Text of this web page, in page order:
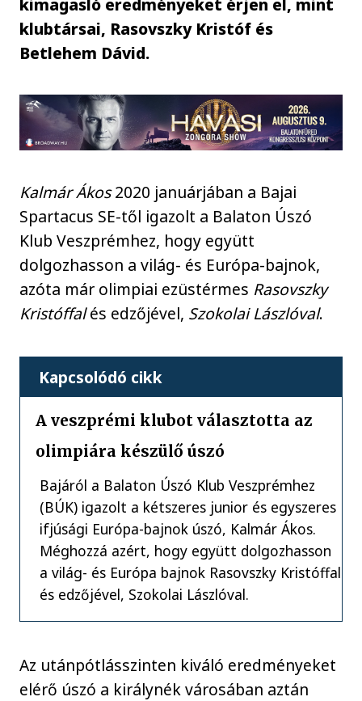
klubtársai, Rasovszky Kristóf és
Betlehem Dávid.
Kalmár Ákos2020 januárjában a Bajai
Spartacus SE-től igazolt a Balaton Úszó
Klub Veszprémhez, hogy együtt
dolgozhasson a világ- és Európa-bajnok,
azóta már olimpiai ezüstérmes Rasovszky
Kristóffalés edzőjével, Szokolai Lászlóval.
Kapcsolódó cikk
A veszprémi klubot választotta az
olimpiára készülő úszó
Bajáról a Balaton Úszó Klub Veszprémhez
(BÚK) igazolt a kétszeres junior és egyszeres
ifjúsági Európa-bajnok úszó, Kalmár Ákos.
Méghozzá azért, hogy együtt dolgozhasson
a világ- és Európa bajnok Rasovszky Kristóffal
és edzőjével, Szokolai Lászlóval.
Az utánpótlásszinten kiváló eredményeket
elérő úszó a királynék városában aztán